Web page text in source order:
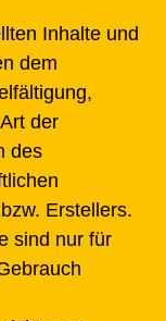
Inhalte und
dem
der
des
Erstellers.
sind nur für